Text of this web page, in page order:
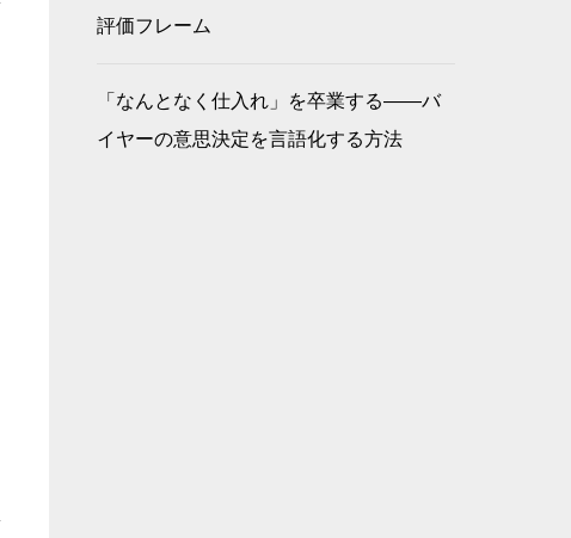
評価フレーム
「なんとなく仕入れ」を卒業する――バ
イヤーの意思決定を言語化する方法